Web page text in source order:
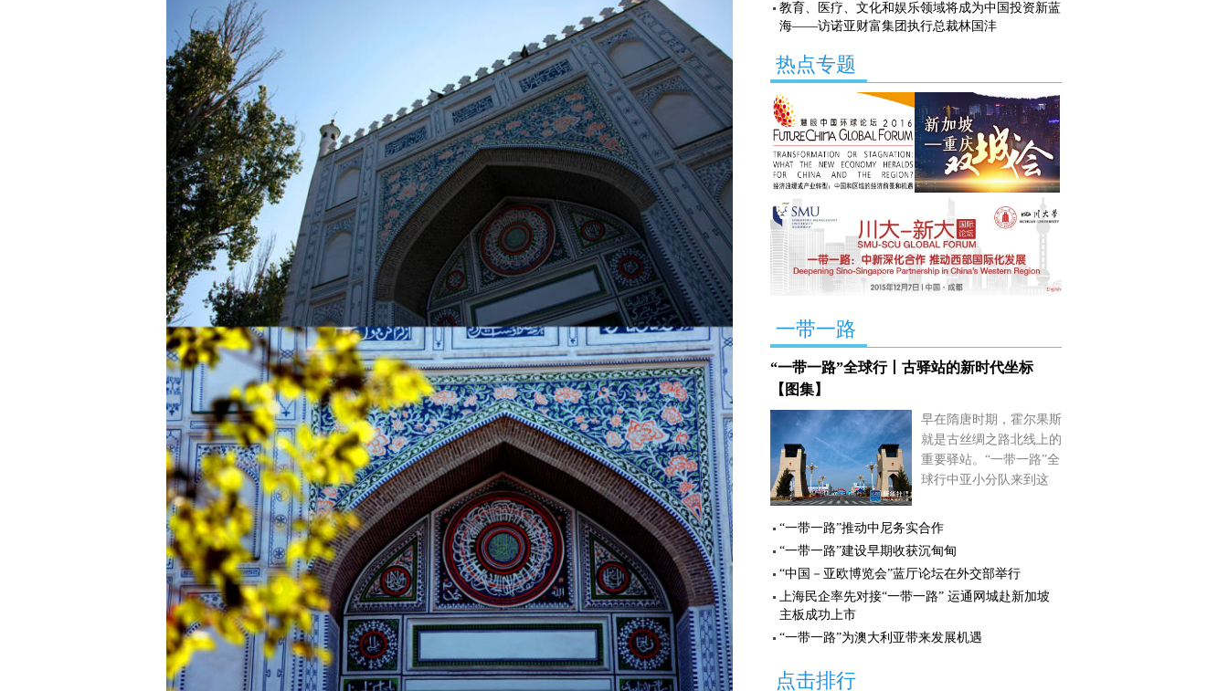
教育、医疗、文化和娱乐领域将成为中国投资新蓝
海——访诺亚财富集团执行总裁林国沣
热点专题
一带一路
“一带一路”全球行丨古驿站的新时代坐标
【图集】
早在隋唐时期，霍尔果斯
就是古丝绸之路北线上的
重要驿站。“一带一路”全
球行中亚小分队来到这
国家首个跨境贸易区。
“一带一路”推动中尼务实合作
“一带一路”建设早期收获沉甸甸
“中国－亚欧博览会”蓝厅论坛在外交部举行
上海民企率先对接“一带一路” 运通网城赴新加坡
主板成功上市
“一带一路”为澳大利亚带来发展机遇
点击排行